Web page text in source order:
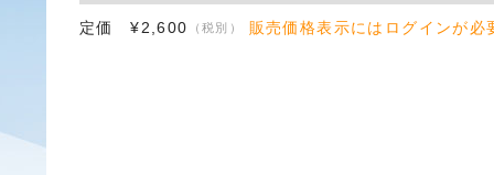
定価 ¥2,600 （税別） 販売価格表示にはログインが必